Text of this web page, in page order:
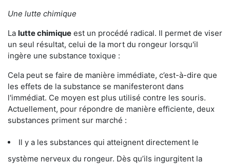
Une lutte chimique
La lutte chimique est un procédé radical. Il permet de viser
un seul résultat, celui de la mort du rongeur lorsqu'il
ingère une substance toxique :
Cela peut se faire de manière immédiate, c’est-à-dire que
les effets de la substance se manifesteront dans
l'immédiat. Ce moyen est plus utilisé contre les souris.
Actuellement, pour répondre de manière efficiente, deux
substances priment sur marché :
Il y a les substances qui atteignent directement le
système nerveux du rongeur. Dès qu’ils ingurgitent la